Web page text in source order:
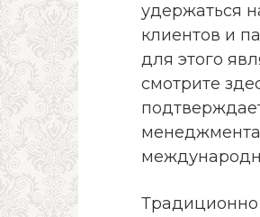
удержаться
клиентов и
для этого
смотрите